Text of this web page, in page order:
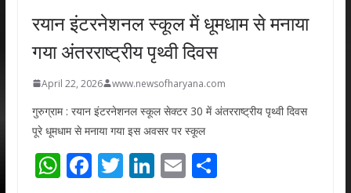
रयान इंटरनेशनल स्कूल में धूमधाम से मनाया
गया अंतरराष्ट्रीय पृथ्वी दिवस
April 22, 2026 www.newsofharyana.com
गुरुग्राम : रयान इंटरनेशनल स्कूल सेक्टर 30 में अंतरराष्ट्रीय पृथ्वी दिवस
पूरे धूमधाम से मनाया गया इस अवसर पर स्कूल
W F T Li E S